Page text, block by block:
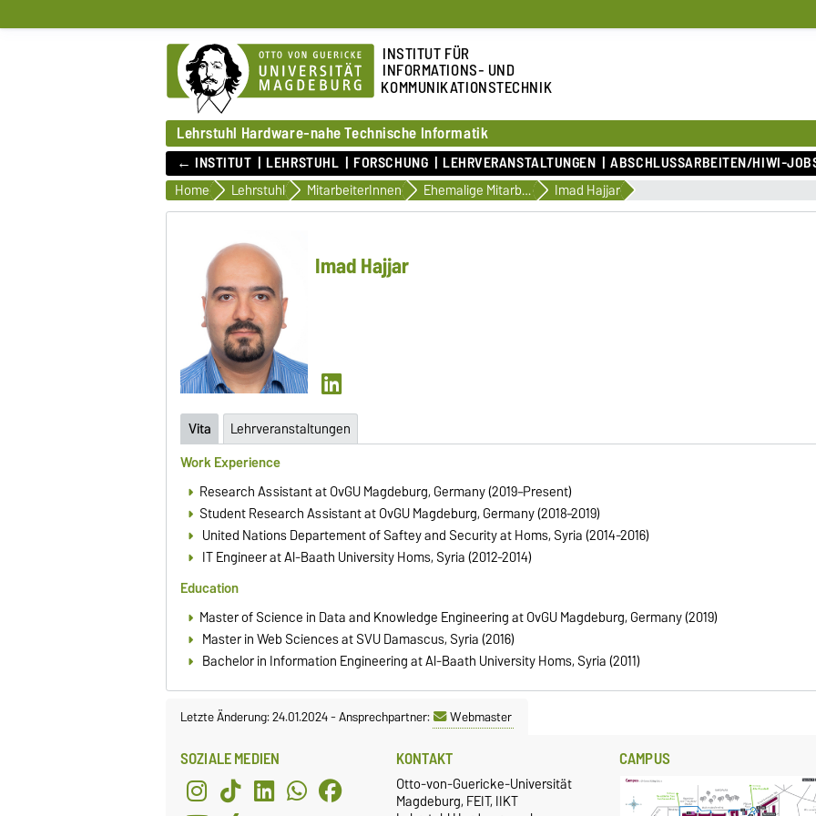
INSTITUT FÜR
INFORMATIONS- UND
KOMMUNIKATIONSTECHNIK
Lehrstuhl Hardware-nahe Technische Informatik
← INSTITUT LEHRSTUHL FORSCHUNG LEHRVERANSTALTUNGEN ABSCHLUSSARBEITEN/HIWI-
Home Lehrstuhl MitarbeiterInnen Ehemalige Mitarbeiter Imad Hajjar
Imad Hajjar
Vita
Lehrveranstaltungen
Work Experience
Research Assistant at OvGU Magdeburg, Germany (2019–Present)
Student Research Assistant at OvGU Magdeburg, Germany (2018–2019)
United Nations Departement of Saftey and Security at Homs, Syria (2014-2016)
IT Engineer at Al-Baath University Homs, Syria (2012-2014)
Education
Master of Science in Data and Knowledge Engineering at OvGU Magdeburg, Germany (2019)
Master in Web Sciences at SVU Damascus, Syria (2016)
Bachelor in Information Engineering at Al-Baath University Homs, Syria (2011)
Letzte Änderung: 24.01.2024-Ansprechpartner: Webmaster
SOZIALE MEDIEN KONTAKT
Otto-von-Guericke-Universität
Magdeburg, FEIT, IIKT
CAMPUS